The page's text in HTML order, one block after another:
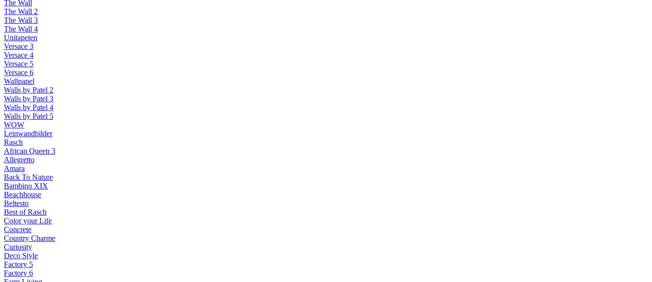
The Wall
The Wall 2
The Wall 3
The Wall 4
Unitapeten
Versace 3
Versace 4
Versace 5
Versace 6
Wallpanel
Walls by Patel 2
Walls by Patel 3
Walls by Patel 4
Walls by Patel 5
WOW
Leinwandbilder
Rasch
African Queen 3
Allegretto
Amara
Back To Nature
Bambino XIX
Beachhouse
Beltesto
Best of Rasch
Color your Life
Concrete
Country Charme
Curiosity
Deco Style
Factory 5
Factory 6